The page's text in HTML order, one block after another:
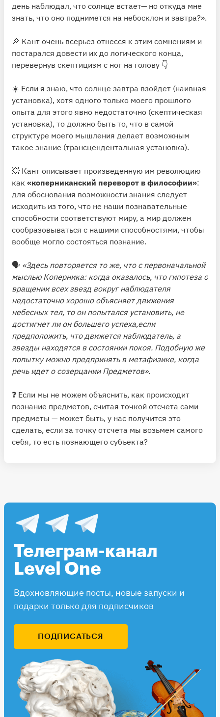
день наблюдал, что солнце встает— но откуда мне
знать, что оно поднимется на небосклон и завтра?».
🔎 Кант очень всерьез отнесся к этим сомнениям и
постарался довести их до логического конца,
перевернув скептицизм с ног на голову 👇
☀️ Если я знаю, что солнце завтра взойдет (наивная
установка), хотя одного только моего прошлого
опыта для этого явно недостаточно (скептическая
установка), то должно быть то, что в самой
структуре моего мышления делает возможным
такое знание (трансцендентальная установка).
💥 Кант описывает произведенную им революцию
как «коперниканский переворот в философии»:
для обоснования возможности знания следует
исходить из того, что не наши познавательные
способности соответствуют миру, а мир должен
сообразовываться с нашими способностями, чтобы
вообще могло состояться познание.
🗣 «Здесь повторяется то же, что с первоначальной
мыслью Коперника: когда оказалось, что гипотеза о
вращении всех звезд вокруг наблюдателя
недостаточно хорошо объясняет движения
небесных тел, то он попытался установить, не
достигнет ли он большего успеха,если
предположить, что движется наблюдатель, а
звезды находятся в состоянии покоя. Подобную же
попытку можно предпринять в метафизике, когда
речь идет о созерцании Предметов».
❓ Если мы не можем объяснить, как происходит
познание предметов, считая точкой отсчета сами
предметы — может быть, у нас получится это
сделать, если за точку отсчета мы возьмем самого
себя, то есть познающего субъекта?
Телеграм-канал
Level One
Вдохновляющие посты, новые запуски и
подарки только для подписчиков
ПОДПИСАТЬСЯ